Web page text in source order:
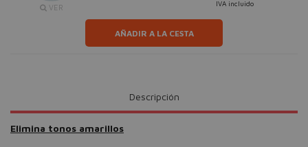
VER
IVA incluido
AÑADIR A LA CESTA
Descripción
Elimina tonos amarillos